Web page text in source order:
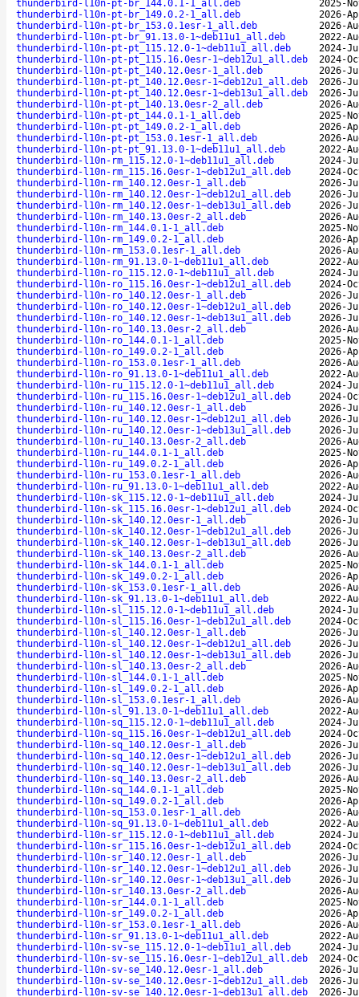
thunderbird-l10n-pt-br_144.0.1-1_all.deb
2025-
thunderbird-l10n-pt-br_149.0.2-1_all.deb
2026-
thunderbird-l10n-pt-br_153.0.1esr-1_all.deb
2026-
thunderbird-l10n-pt-br_91.13.0-1~deb11u1_all.deb
2022-
thunderbird-l10n-pt-pt_115.12.0-1~deb11u1_all.deb
2024-
thunderbird-l10n-pt-pt_115.16.0esr-1~deb12u1_all.deb
2024-
thunderbird-l10n-pt-pt_140.12.0esr-1_all.deb
2026-
thunderbird-l10n-pt-pt_140.12.0esr-1~deb12u1_all.deb
2026-
thunderbird-l10n-pt-pt_140.12.0esr-1~deb13u1_all.deb
2026-
thunderbird-l10n-pt-pt_140.13.0esr-2_all.deb
2026-
thunderbird-l10n-pt-pt_144.0.1-1_all.deb
2025-
thunderbird-l10n-pt-pt_149.0.2-1_all.deb
2026-
thunderbird-l10n-pt-pt_153.0.1esr-1_all.deb
2026-
thunderbird-l10n-pt-pt_91.13.0-1~deb11u1_all.deb
2022-
thunderbird-l10n-rm_115.12.0-1~deb11u1_all.deb
2024-
thunderbird-l10n-rm_115.16.0esr-1~deb12u1_all.deb
2024-
thunderbird-l10n-rm_140.12.0esr-1_all.deb
2026-
thunderbird-l10n-rm_140.12.0esr-1~deb12u1_all.deb
2026-
thunderbird-l10n-rm_140.12.0esr-1~deb13u1_all.deb
2026-
thunderbird-l10n-rm_140.13.0esr-2_all.deb
2026-
thunderbird-l10n-rm_144.0.1-1_all.deb
2025-
thunderbird-l10n-rm_149.0.2-1_all.deb
2026-
thunderbird-l10n-rm_153.0.1esr-1_all.deb
2026-
thunderbird-l10n-rm_91.13.0-1~deb11u1_all.deb
2022-
thunderbird-l10n-ro_115.12.0-1~deb11u1_all.deb
2024-
thunderbird-l10n-ro_115.16.0esr-1~deb12u1_all.deb
2024-
thunderbird-l10n-ro_140.12.0esr-1_all.deb
2026-
thunderbird-l10n-ro_140.12.0esr-1~deb12u1_all.deb
2026-
thunderbird-l10n-ro_140.12.0esr-1~deb13u1_all.deb
2026-
thunderbird-l10n-ro_140.13.0esr-2_all.deb
2026-
thunderbird-l10n-ro_144.0.1-1_all.deb
2025-
thunderbird-l10n-ro_149.0.2-1_all.deb
2026-
thunderbird-l10n-ro_153.0.1esr-1_all.deb
2026-
thunderbird-l10n-ro_91.13.0-1~deb11u1_all.deb
2022-
thunderbird-l10n-ru_115.12.0-1~deb11u1_all.deb
2024-
thunderbird-l10n-ru_115.16.0esr-1~deb12u1_all.deb
2024-
thunderbird-l10n-ru_140.12.0esr-1_all.deb
2026-
thunderbird-l10n-ru_140.12.0esr-1~deb12u1_all.deb
2026-
thunderbird-l10n-ru_140.12.0esr-1~deb13u1_all.deb
2026-
thunderbird-l10n-ru_140.13.0esr-2_all.deb
2026-
thunderbird-l10n-ru_144.0.1-1_all.deb
2025-
thunderbird-l10n-ru_149.0.2-1_all.deb
2026-
thunderbird-l10n-ru_153.0.1esr-1_all.deb
2026-
thunderbird-l10n-ru_91.13.0-1~deb11u1_all.deb
2022-
thunderbird-l10n-sk_115.12.0-1~deb11u1_all.deb
2024-
thunderbird-l10n-sk_115.16.0esr-1~deb12u1_all.deb
2024-
thunderbird-l10n-sk_140.12.0esr-1_all.deb
2026-
thunderbird-l10n-sk_140.12.0esr-1~deb12u1_all.deb
2026-
thunderbird-l10n-sk_140.12.0esr-1~deb13u1_all.deb
2026-
thunderbird-l10n-sk_140.13.0esr-2_all.deb
2026-
thunderbird-l10n-sk_144.0.1-1_all.deb
2025-
thunderbird-l10n-sk_149.0.2-1_all.deb
2026-
thunderbird-l10n-sk_153.0.1esr-1_all.deb
2026-
thunderbird-l10n-sk_91.13.0-1~deb11u1_all.deb
2022-
thunderbird-l10n-sl_115.12.0-1~deb11u1_all.deb
2024-
thunderbird-l10n-sl_115.16.0esr-1~deb12u1_all.deb
2024-
thunderbird-l10n-sl_140.12.0esr-1_all.deb
2026-
thunderbird-l10n-sl_140.12.0esr-1~deb12u1_all.deb
2026-
thunderbird-l10n-sl_140.12.0esr-1~deb13u1_all.deb
2026-
thunderbird-l10n-sl_140.13.0esr-2_all.deb
2026-
thunderbird-l10n-sl_144.0.1-1_all.deb
2025-
thunderbird-l10n-sl_149.0.2-1_all.deb
2026-
thunderbird-l10n-sl_153.0.1esr-1_all.deb
2026-
thunderbird-l10n-sl_91.13.0-1~deb11u1_all.deb
2022-
thunderbird-l10n-sq_115.12.0-1~deb11u1_all.deb
2024-
thunderbird-l10n-sq_115.16.0esr-1~deb12u1_all.deb
2024-
thunderbird-l10n-sq_140.12.0esr-1_all.deb
2026-
thunderbird-l10n-sq_140.12.0esr-1~deb12u1_all.deb
2026-
thunderbird-l10n-sq_140.12.0esr-1~deb13u1_all.deb
2026-
thunderbird-l10n-sq_140.13.0esr-2_all.deb
2026-
thunderbird-l10n-sq_144.0.1-1_all.deb
2025-
thunderbird-l10n-sq_149.0.2-1_all.deb
2026-
thunderbird-l10n-sq_153.0.1esr-1_all.deb
2026-
thunderbird-l10n-sq_91.13.0-1~deb11u1_all.deb
2022-
thunderbird-l10n-sr_115.12.0-1~deb11u1_all.deb
2024-
thunderbird-l10n-sr_115.16.0esr-1~deb12u1_all.deb
2024-
thunderbird-l10n-sr_140.12.0esr-1_all.deb
2026-
thunderbird-l10n-sr_140.12.0esr-1~deb12u1_all.deb
2026-
thunderbird-l10n-sr_140.12.0esr-1~deb13u1_all.deb
2026-
thunderbird-l10n-sr_140.13.0esr-2_all.deb
2026-
thunderbird-l10n-sr_144.0.1-1_all.deb
2025-
thunderbird-l10n-sr_149.0.2-1_all.deb
2026-
thunderbird-l10n-sr_153.0.1esr-1_all.deb
2026-
thunderbird-l10n-sr_91.13.0-1~deb11u1_all.deb
2022-
thunderbird-l10n-sv-se_115.12.0-1~deb11u1_all.deb
2024-
thunderbird-l10n-sv-se_115.16.0esr-1~deb12u1_all.deb
2024-
thunderbird-l10n-sv-se_140.12.0esr-1_all.deb
2026-
thunderbird-l10n-sv-se_140.12.0esr-1~deb12u1_all.deb
2026-
thunderbird-l10n-sv-se_140.12.0esr-1~deb13u1_all.deb
2026-